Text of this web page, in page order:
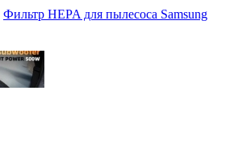
Фильтр HEPA для пылесоса Samsung